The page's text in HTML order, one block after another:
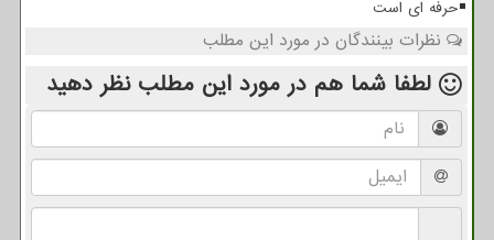
حرفه ای است
نظرات بینندگان در مورد این مطلب
لطفا شما هم در مورد این مطلب نظر دهید